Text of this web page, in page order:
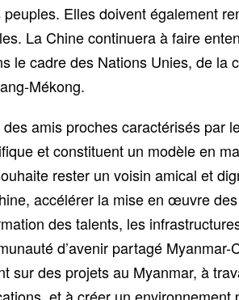
Elles doivent également
La Chine continuera à faire
cadre des Nations Unies, de la
Mékong.
amis proches caractérisés par
et constituent un modèle en
rester un voisin amical et
accélérer la mise en œuvre
des talents, les
d’avenir partagé Myanmar-
des projets au Myanmar, à